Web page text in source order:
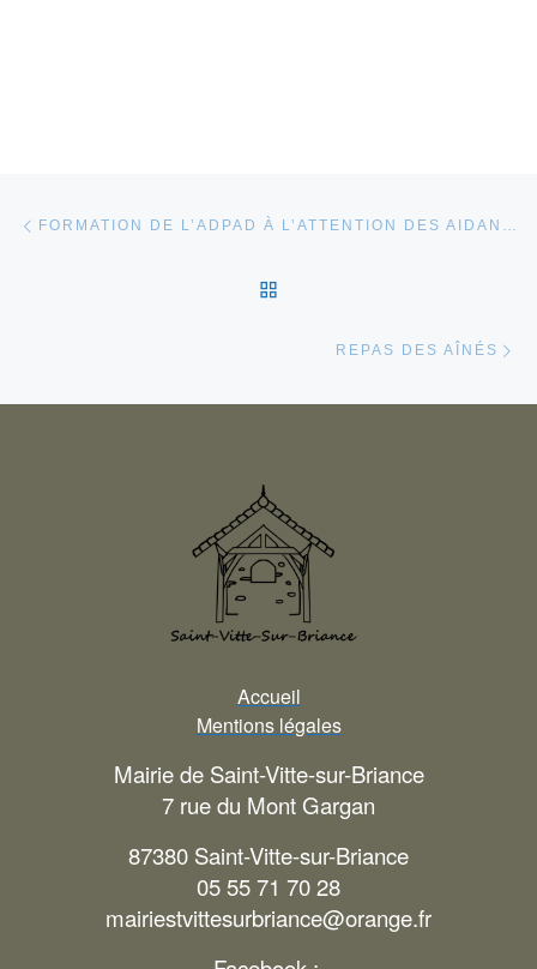
FORMATION DE L’ADPAD À L’ATTENTION DES AIDANTS
REPAS DES AÎNÉS
Accueil
Mentions légales
Mairie de Saint-Vitte-sur-Briance
7 rue du Mont Gargan
87380 Saint-Vitte-sur-Briance
05 55 71 70 28
mairiestvittesurbriance@orange.fr